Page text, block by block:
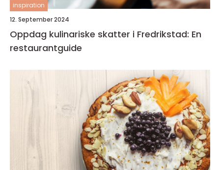
inspiration
12. September 2024
Oppdag kulinariske skatter i Fredrikstad: En
restaurantguide